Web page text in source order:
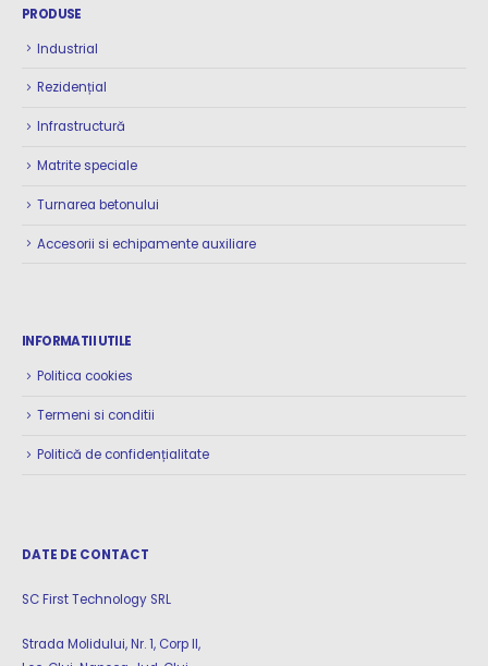
PRODUSE
Industrial
Rezidențial
Infrastructură
Matrite speciale
Turnarea betonului
Accesorii si echipamente auxiliare
INFORMATII UTILE
Politica cookies
Termeni si conditii
Politică de confidențialitate
DATE DE CONTACT
SC First Technology SRL
Strada Molidului, Nr. 1, Corp II,